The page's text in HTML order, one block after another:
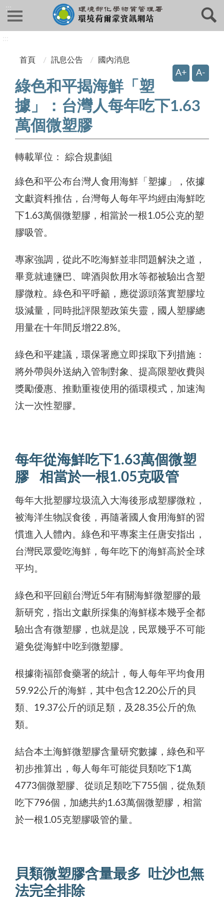
首頁 訊息公告 國內消息
A+ A-
綠色和平揭海鮮「塑
據」：台灣人每年吃下1.63
萬個微塑膠
轉載單位： 綜合規劃組
綠色和平公布台灣人食用海鮮「塑據」，依據
文獻資料推估，台灣每人每年平均經由海鮮吃
下1.63萬個微塑膠，相當於一根1.05公克的塑
膠吸管。
專家強調，從此不吃海鮮並非問題解決之道，
畢竟就連鹽巴、啤酒與飲用水等都被驗出含塑
膠微粒。綠色和平呼籲，應從源頭落實塑膠垃
圾減量，同時批評限塑政策失靈，國人塑膠總
用量在十年間反增22.8%。
綠色和平建議，環保署應立即採取下列措施：
將外帶與外送納入管制對象、提高限塑收費與
獎勵優惠、推動重複使用的循環模式，加速淘
汰一次性塑膠。
每年從海鮮吃下1.63萬個微塑
膠 相當於一根1.05克吸管
每年大批塑膠垃圾流入大海後形成塑膠微粒，
被海洋生物誤食後，再隨著國人食用海鮮的習
慣進入人體內。綠色和平專案主任唐安指出，
台灣民眾愛吃海鮮，每年吃下的海鮮高於全球
平均。
綠色和平回顧台灣近5年有關海鮮微塑膠的最
新研究，指出文獻所採集的海鮮樣本幾乎全都
驗出含有微塑膠，也就是說，民眾幾乎不可能
避免從海鮮中吃到微塑膠。
根據衛福部食藥署的統計，每人每年平均食用
59.92公斤的海鮮，其中包含12.20公斤的貝
類、19.37公斤的頭足類，及28.35公斤的魚
類。
結合本土海鮮微塑膠含量研究數據，綠色和平
初步推算出，每人每年可能從貝類吃下1萬
4773個微塑膠、從頭足類吃下755個，從魚類
吃下796個，加總共約1.63萬個微塑膠，相當
於一根1.05克塑膠吸管的量。
貝類微塑膠含量最多 吐沙也無
法完全排除